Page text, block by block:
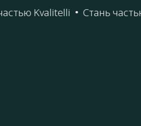
Kvalitelli Стань частью